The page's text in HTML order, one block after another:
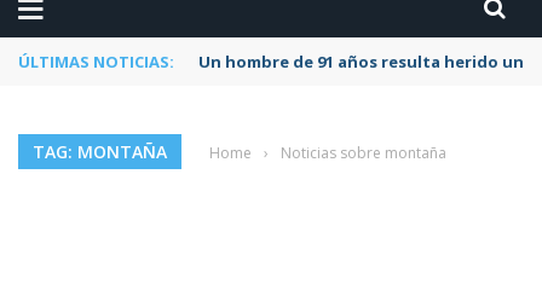
ÚLTIMAS NOTICIAS: Un hombre de 91 años resulta herido
TAG: MONTAÑA Home › Noticias sobre montaña